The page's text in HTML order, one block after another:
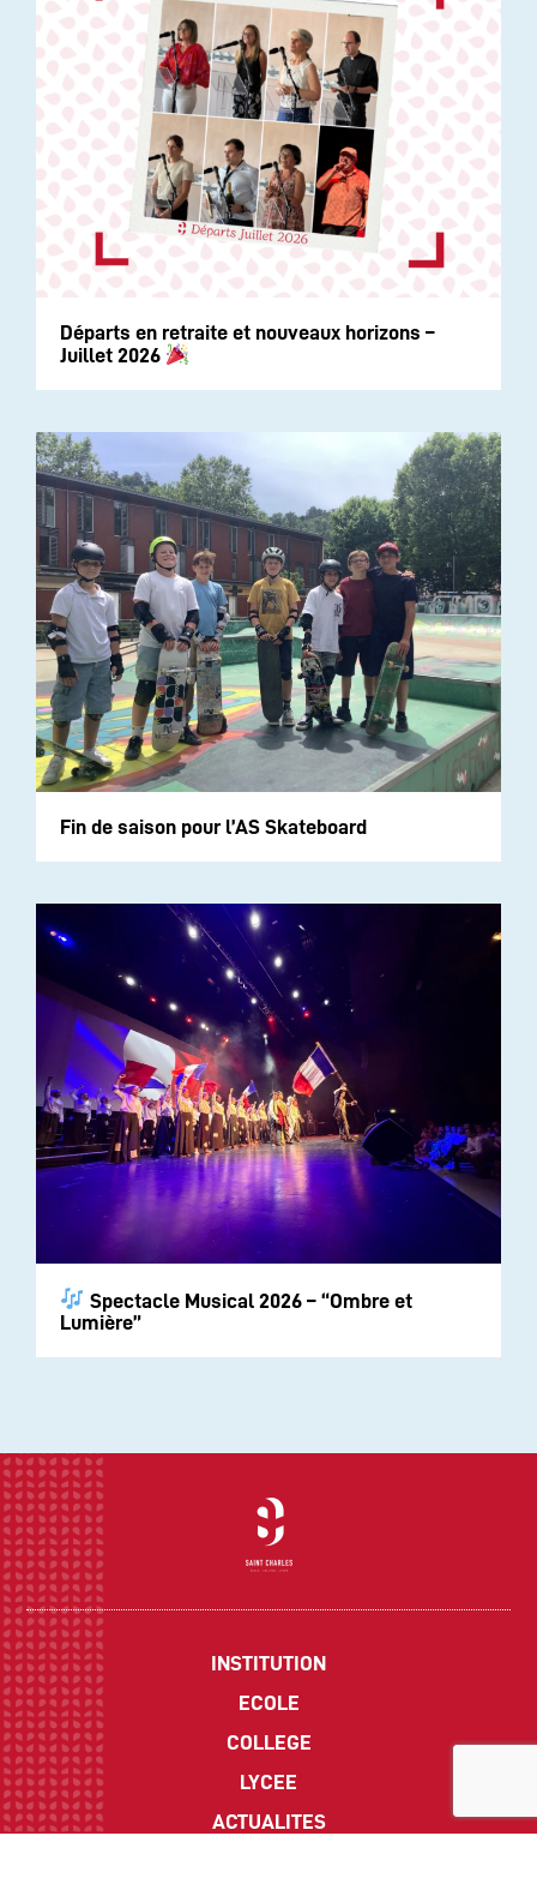
Départs en retraite et nouveaux horizons –
Juillet 2026
Fin de saison pour l’AS Skateboard
Spectacle Musical 2026 – “Ombre et
Lumière”
INSTITUTION
ECOLE
COLLEGE
LYCEE
ACTUALITES